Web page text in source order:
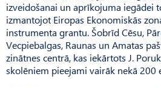
izveidošanai un aprīkojuma iegādei
izmantojot Eiropas Ekonomiskās
instrumenta grantu. Šobrīd Cēsu,
Vecpiebalgas, Raunas un Amatas
zinātnes centrā, kas iekārtots J.
skolēniem pieejami vairāk nekā 200